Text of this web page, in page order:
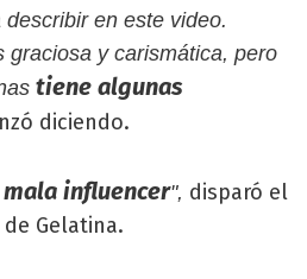
en este video.
graciosa y carismática, pero
tiene algunas
diciendo.
mala influencer", disparó el
Gelatina.